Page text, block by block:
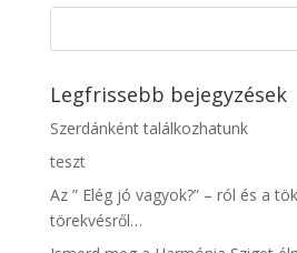
Legfrissebb bejegyzések
Szerdánként találkozhatunk
teszt
Az ” Elég jó vagyok?” – ról és a
törekvésről…